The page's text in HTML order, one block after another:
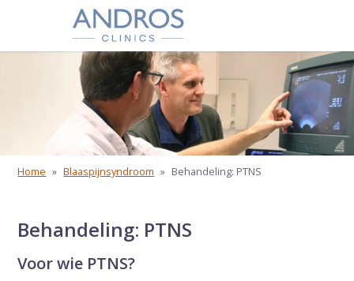
Navigatie overslaan
Home » Blaaspijnsyndroom » Behandeling: PTNS
Behandeling: PTNS
Voor wie PTNS?